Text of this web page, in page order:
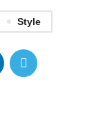
Style